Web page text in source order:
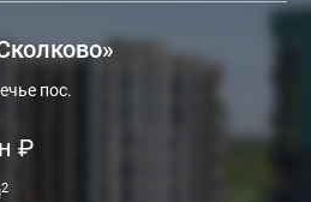
пос.
₽
2